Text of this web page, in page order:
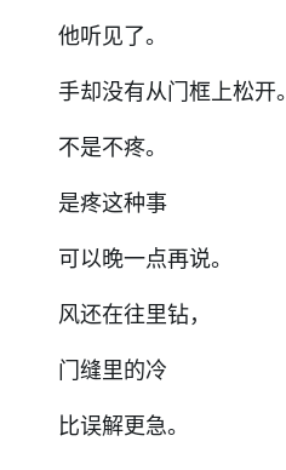
他听见了。
手却没有从门框上松开。
不是不疼。
是疼这种事
可以晚一点再说。
风还在往里钻，
门缝里的冷
比误解更急。